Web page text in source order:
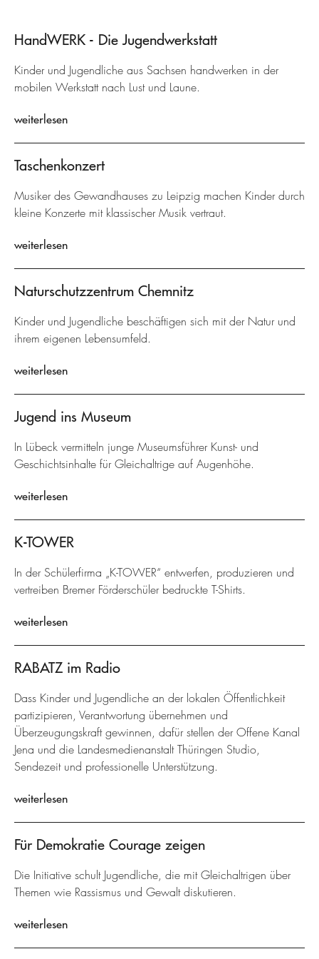
HandWERK - Die Jugendwerkstatt
Kinder und Jugendliche aus Sachsen handwerken in der
mobilen Werkstatt nach Lust und Laune.
weiterlesen
Taschenkonzert
Musiker des Gewandhauses zu Leipzig machen Kinder durch
kleine Konzerte mit klassischer Musik vertraut.
weiterlesen
Naturschutzzentrum Chemnitz
Kinder und Jugendliche beschäftigen sich mit der Natur und
ihrem eigenen Lebensumfeld.
weiterlesen
Jugend ins Museum
In Lübeck vermitteln junge Museumsführer Kunst- und
Geschichtsinhalte für Gleichaltrige auf Augenhöhe.
weiterlesen
K-TOWER
In der Schülerfirma „K-TOWER“ entwerfen, produzieren und
vertreiben Bremer Förderschüler bedruckte T-Shirts.
weiterlesen
RABATZ im Radio
Dass Kinder und Jugendliche an der lokalen Öffentlichkeit
partizipieren, Verantwortung übernehmen und
Überzeugungskraft gewinnen, dafür stellen der Offene Kanal
Jena und die Landesmedienanstalt Thüringen Studio,
Sendezeit und professionelle Unterstützung.
weiterlesen
Für Demokratie Courage zeigen
Die Initiative schult Jugendliche, die mit Gleichaltrigen über
Themen wie Rassismus und Gewalt diskutieren.
weiterlesen